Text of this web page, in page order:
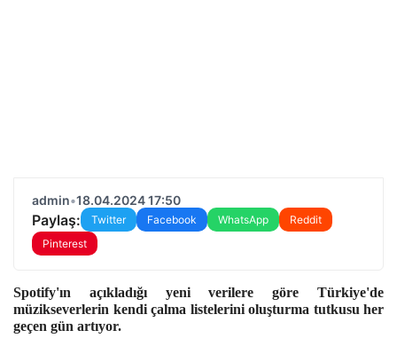
admin•18.04.2024 17:50
Paylaş: Twitter Facebook WhatsApp
Reddit
Pinterest
Spotify'ın açıkladığı yeni verilere göre Türkiye'de
müzikseverlerin kendi çalma listelerini oluşturma tutkusu her
geçen gün artıyor.